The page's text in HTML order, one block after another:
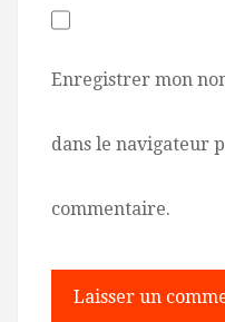
Enregistrer mon
dans le navigateur
commentaire.